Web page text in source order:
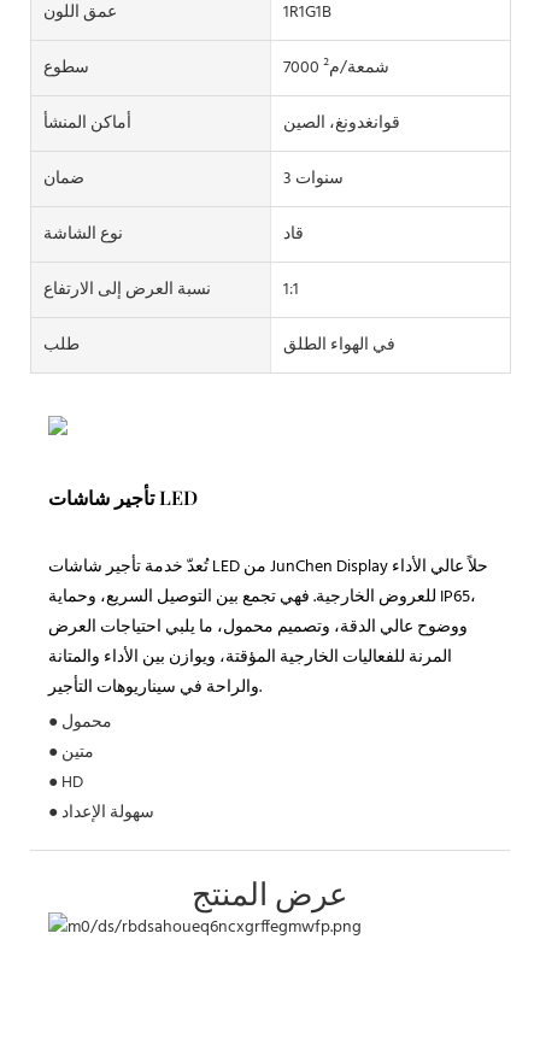
عمق اللون
1R1G1B
سطوع
7000 شمعة/م²
أماكن المنشأ
قوانغدونغ، الصين
ضمان
3 سنوات
نوع الشاشة
قاد
نسبة العرض إلى الارتفاع
1:1
طلب
في الهواء الطلق
تأجير شاشات LED
تُعدّ خدمة تأجير شاشات LED من JunChen Display حلاً عالي الأداء
للعروض الخارجية. فهي تجمع بين التوصيل السريع، وحماية IP65،
ووضوح عالي الدقة، وتصميم محمول، ما يلبي احتياجات العرض
المرنة للفعاليات الخارجية المؤقتة، ويوازن بين الأداء والمتانة
والراحة في سيناريوهات التأجير.
● محمول
● متين
● HD
● سهولة الإعداد
عرض المنتج